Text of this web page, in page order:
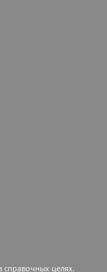
справочных целях.